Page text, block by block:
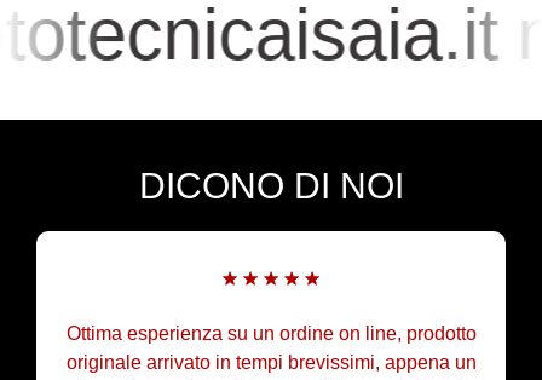
DICONO DI NOI
Ottima esperienza su un ordine on line, prodotto
originale arrivato in tempi brevissimi, appena un